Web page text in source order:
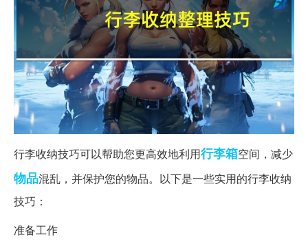
行李收纳技巧可以帮助您更高效地利用行李箱空间，减少
物品混乱，并保护您的物品。以下是一些实用的行李收纳
技巧：
准备工作